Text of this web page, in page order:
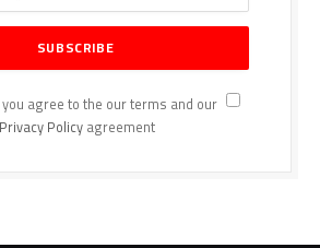
By signing up, you agree to the our terms and our
Privacy Policyagreement.